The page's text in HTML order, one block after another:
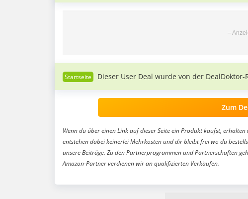
Dieser User Deal wurde von der DealDoktor-
Zum
Wenn du über einen Link auf dieser Seite ein Produkt kaufst,
entstehen dabei keinerlei Mehrkosten und dir bleibt frei wo du
unsere Beiträge. Zu den Partnerprogrammen und Partnerschaften
Amazon-Partner verdienen wir an qualifizierten Verkäufen.